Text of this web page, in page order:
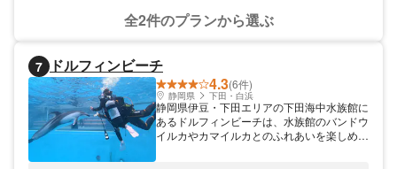
全2件のプランから選ぶ
7
ドルフィンビーチ
4.3(6件)
静岡県 下田・白浜
静岡県伊豆・下田エリアの下田海中水族館に
あるドルフィンビーチは、水族館のバンドウ
イルカやカマイルカとのふれあいを楽しめる